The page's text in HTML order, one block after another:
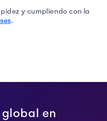
y cumpliendo con la
.
en